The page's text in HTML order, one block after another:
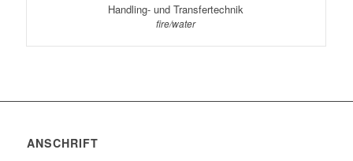
Handling- und Transfertechnik
fire/water
ANSCHRIFT